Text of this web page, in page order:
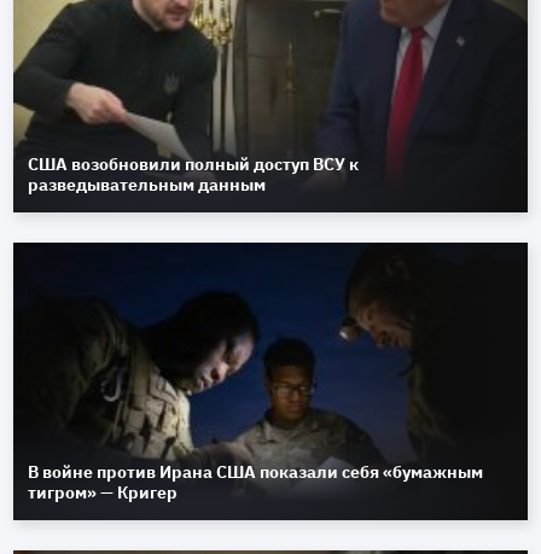
США возобновили полный доступ ВСУ к
разведывательным данным
В войне против Ирана США показали себя «бумажным
тигром» — Кригер